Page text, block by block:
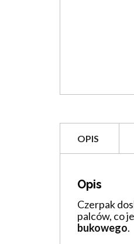
OPIS
Opis
Czerpak
palców, co
bukowego.